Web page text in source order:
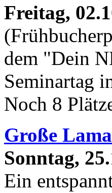
Freitag,
dem "Dein
Seminartag
Noch 8
Große
Sonntag,
Ein